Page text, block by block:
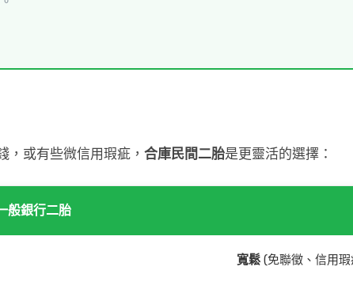
或有些微信用瑕疵， 合庫民間二胎是更靈活的選擇：
般銀行二胎
寬鬆 (免聯徵、信用瑕